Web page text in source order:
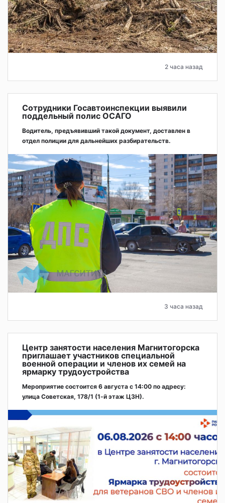
2 часа назад
Сотрудники Госавтоинспекции выявили
поддельный полис ОСАГО
Водитель, предъявивший такой документ, доставлен в
отдел полиции для дальнейших разбирательств.
3 часа назад
Центр занятости населения Магнитогорска
приглашает участников специальной
военной операции и членов их семей на
ярмарку трудоустройства
Мероприятие состоится 6 августа с 14:00 по адресу:
улица Советская, 178/1 (1‑й этаж ЦЗН).